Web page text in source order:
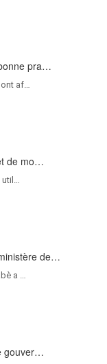
pra…
af…
de mo…
de…
a …
gouver…